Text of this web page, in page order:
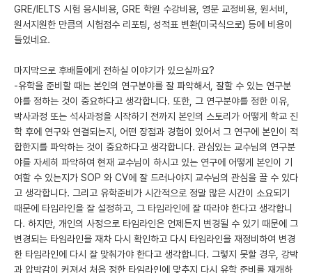
GRE/IELTS 시험 응시비용, GRE 학원 수강비용, 영문 교정비용, 원서비,
원서지원한 만큼의 시험점수 리포팅, 성적표 변환(미국식으로) 등에 비용이
들었네요.
마지막으로 후배들에게 전하실 이야기가 있으실까요?
-유학을 준비할 때는 본인의 연구분야를 잘 파악해서, 잘할 수 있는 연구분
야를 정하는 것이 중요하다고 생각합니다. 또한, 그 연구분야를 정한 이유,
박사과정 또는 석사과정을 시작하기 전까지 본인의 스토리가 어떻게 학교 진
학 후에 연구와 연결되는지, 어떤 장점과 경험이 있어서 그 연구에 본인이 적
합한지를 파악하는 것이 중요하다고 생각합니다. 관심있는 교수님의 연구분
야를 자세히 파악하여 현재 교수님이 하시고 있는 연구에 어떻게 본인이 기
여할 수 있는지가 SOP 와 CV에 잘 드러나야지 교수님의 관심을 끌 수 있다
고 생각합니다. 그리고 유학준비가 시간적으로 정말 많은 시간이 소요되기
때문에 타임라인을 잘 설정하고, 그 타임라인에 잘 따라야 한다고 생각합니
다. 하지만, 개인의 사정으로 타임라인은 언제든지 변경될 수 있기 때문에 그
변경되는 타임라인을 재차 다시 확인하고 다시 타임라인을 재정비하여 변경
한 타임라인에 다시 잘 맞춰가야 한다고 생각합니다. 그렇지 못할 경우, 강박
과 압박감이 커져서 처음 정한 타임라인에 맞추지 다시 유학 준비를 재개하